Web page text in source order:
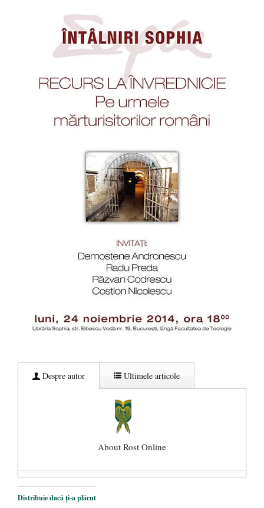
Despre autor Ultimele articole
About Rost Online
Dezvăluiri cutremurătoare despre
Distribuie dacă ți-a plăcut